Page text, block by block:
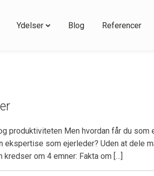
Ydelser Blog Referencer
Men hvordan får du som
som ejerleder? Uden at dele
om 4 emner: Fakta om […]